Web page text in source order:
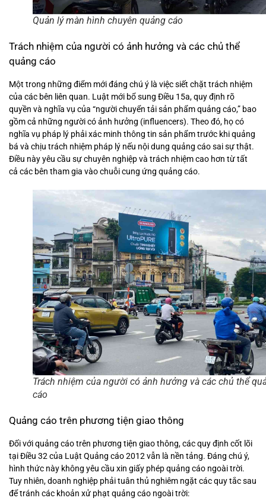
Quản lý màn hình chuyên quảng cáo
Trách nhiệm của người có ảnh hưởng và các chủ thể
quảng cáo
Một trong những điểm mới đáng chú ý là việc siết chặt trách nhiệm
của các bên liên quan. Luật mới bổ sung Điều 15a, quy định rõ
quyền và nghĩa vụ của “người chuyển tải sản phẩm quảng cáo,” bao
gồm cả những người có ảnh hưởng (influencers). Theo đó, họ có
nghĩa vụ pháp lý phải xác minh thông tin sản phẩm trước khi quảng
bá và chịu trách nhiệm pháp lý nếu nội dung quảng cáo sai sự thật.
Điều này yêu cầu sự chuyên nghiệp và trách nhiệm cao hơn từ tất
cả các bên tham gia vào chuỗi cung ứng quảng cáo.
Trách nhiệm của người có ảnh hưởng và các chủ thể
cáo
Quảng cáo trên phương tiện giao thông
Đối với quảng cáo trên phương tiện giao thông, các quy định cốt lõi
tại Điều 32 của Luật Quảng cáo 2012 vẫn là nền tảng. Đáng chú ý,
hình thức này không yêu cầu xin giấy phép quảng cáo ngoài trời.
Tuy nhiên, doanh nghiệp phải tuân thủ nghiêm ngặt các quy tắc sau
để tránh các khoản xử phạt quảng cáo ngoài trời: